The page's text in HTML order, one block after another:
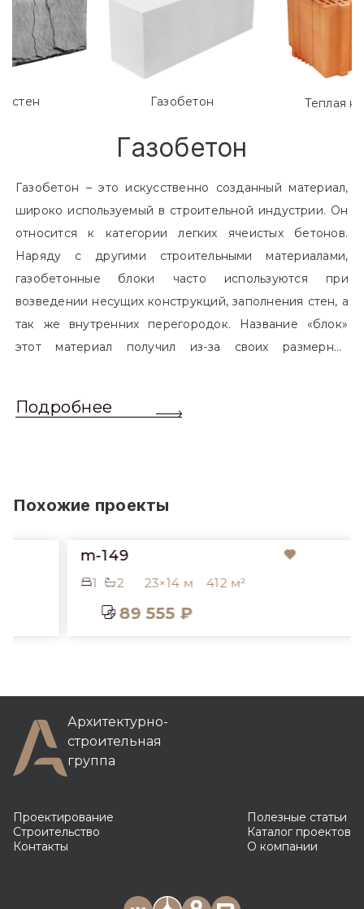
Газобетон Теплая
Газобетон
Газобетон – это искусственно созданный материал,
широко используемый в строительной индустрии. Он
относится к категории легких ячеистых бетонов.
Наряду с другими строительными материалами,
газобетонные блоки часто используются при
возведении несущих конструкций, заполнения стен, а
так же внутренних перегородок. Название «блок»
этот материал получил из-за своих размерных
обычный одинарный кирпич. Размер блоков различен
Подробнее
Похожие проекты
m-149
2 23×14 м 412 м²
89 555 ₽
Архитектурно-
строительная
группа
Проектирование
Строительство
Контакты
Полезные статьи
Каталог проектов
О компании